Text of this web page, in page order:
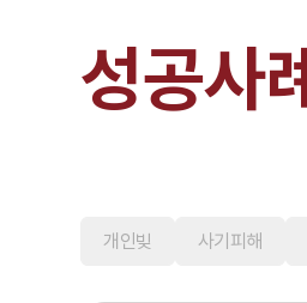
성공사례
개인빚 사기피해